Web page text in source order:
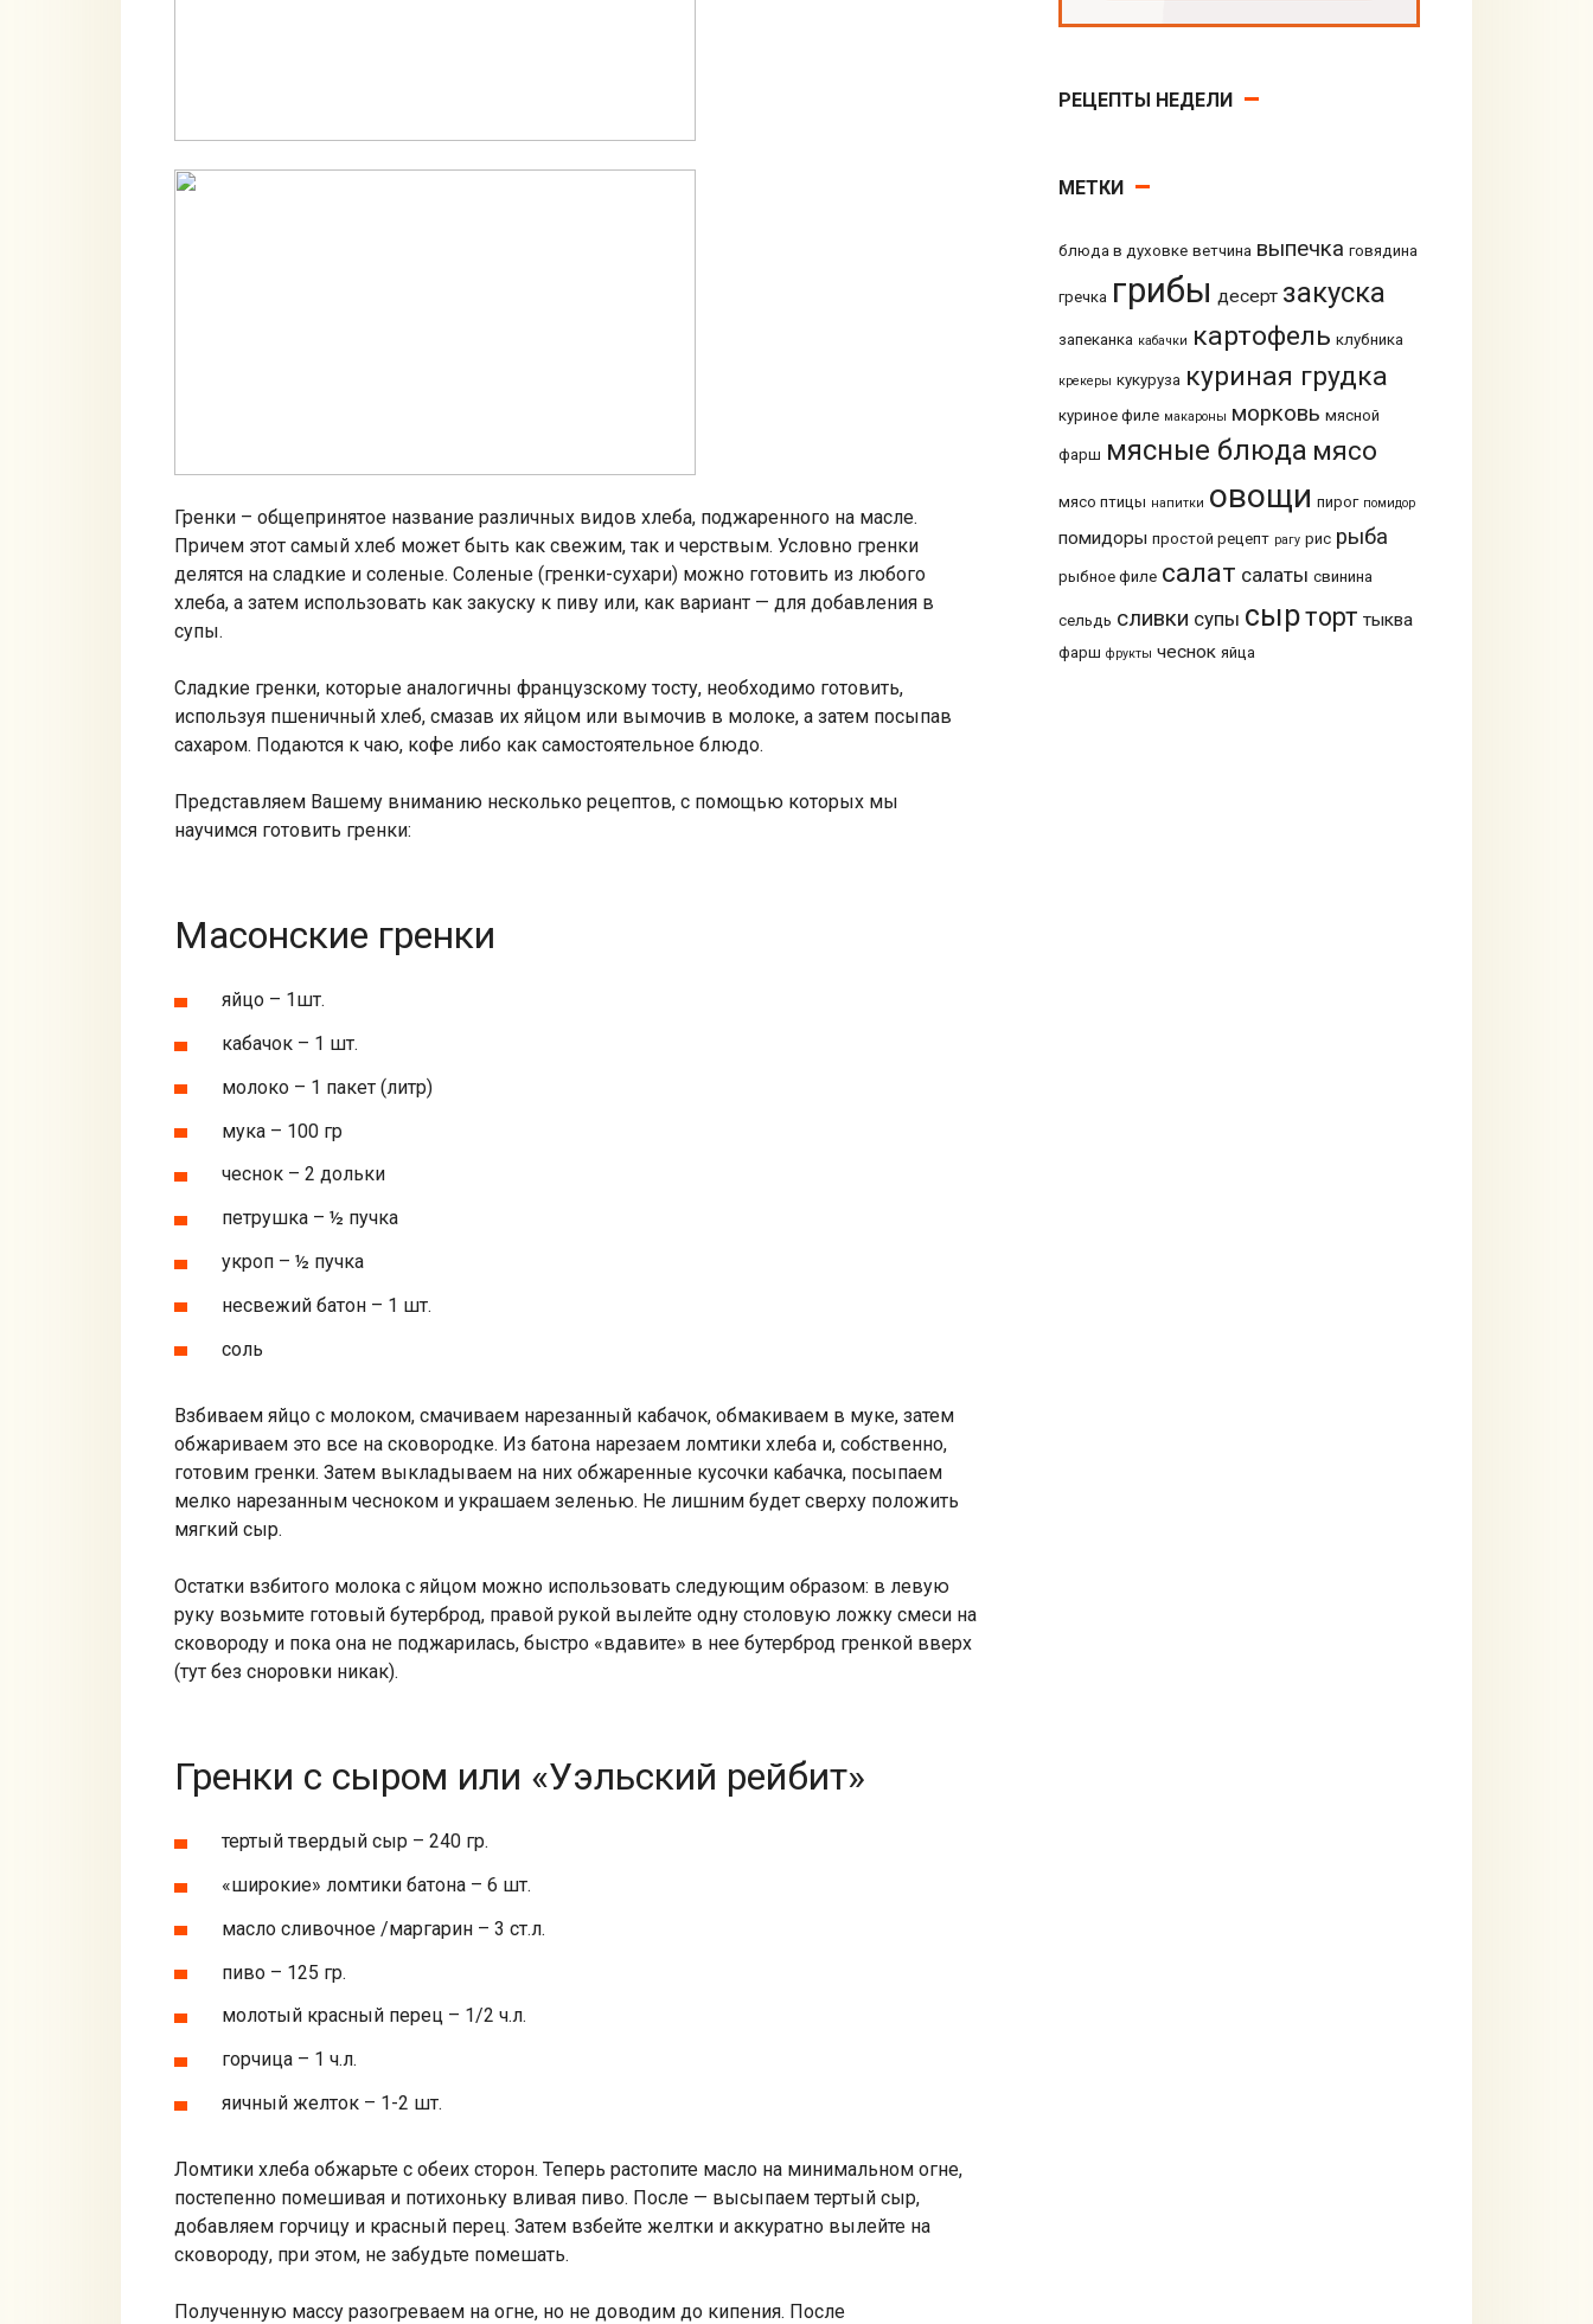
Гренки – общепринятое название различных видов хлеба, поджаренного на масле.
Причем этот самый хлеб может быть как свежим, так и черствым. Условно гренки
делятся на сладкие и соленые. Соленые (гренки-сухари) можно готовить из любого
хлеба, а затем использовать как закуску к пиву или, как вариант — для добавления в
супы.
Сладкие гренки, которые аналогичны французскому тосту, необходимо готовить,
используя пшеничный хлеб, смазав их яйцом или вымочив в молоке, а затем посыпав
сахаром. Подаются к чаю, кофе либо как самостоятельное блюдо.
Представляем Вашему вниманию несколько рецептов, с помощью которых мы
научимся готовить гренки:
Масонские гренки
яйцо – 1шт.
кабачок – 1 шт.
молоко – 1 пакет (литр)
мука – 100 гр
чеснок – 2 дольки
петрушка – ½ пучка
укроп – ½ пучка
несвежий батон – 1 шт.
соль
Взбиваем яйцо с молоком, смачиваем нарезанный кабачок, обмакиваем в муке, затем
обжариваем это все на сковородке. Из батона нарезаем ломтики хлеба и, собственно,
готовим гренки. Затем выкладываем на них обжаренные кусочки кабачка, посыпаем
мелко нарезанным чесноком и украшаем зеленью. Не лишним будет сверху положить
мягкий сыр.
Остатки взбитого молока с яйцом можно использовать следующим образом: в левую
руку возьмите готовый бутерброд, правой рукой вылейте одну столовую ложку смеси на
сковороду и пока она не поджарилась, быстро «вдавите» в нее бутерброд гренкой вверх
(тут без сноровки никак).
Гренки с сыром или «Уэльский рейбит»
тертый твердый сыр – 240 гр.
«широкие» ломтики батона – 6 шт.
масло сливочное /маргарин – 3 ст.л.
пиво – 125 гр.
молотый красный перец – 1/2 ч.л.
горчица – 1 ч.л.
яичный желток – 1-2 шт.
Ломтики хлеба обжарьте с обеих сторон. Теперь растопите масло на минимальном огне,
постепенно помешивая и потихоньку вливая пиво. После — высыпаем тертый сыр,
добавляем горчицу и красный перец. Затем взбейте желтки и аккуратно вылейте на
сковороду, при этом, не забудьте помешать.
Полученную массу разогреваем на огне, но не доводим до кипения. После
РЕЦЕПТЫ НЕДЕЛИ
МЕТКИ
блюда в духовке ветчина выпечка говядина
гречка грибы десерт закуска
запеканка кабачки картофель клубника
крекеры кукуруза куриная грудка
куриное филе макароны морковь мясной
фарш мясные блюда мясо
мясо птицы напитки овощи пирог помидор
помидоры простой рецепт рагу рис рыба
рыбное филе салат салаты свинина
сельдь сливки супы сырторт тыква
фарш фрукты чеснок яйца